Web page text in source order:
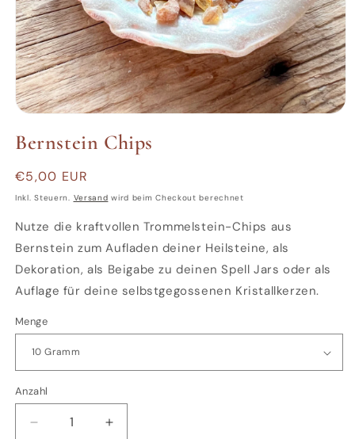
in
Bernstein Chips
Normaler
Preis
€5,00 EUR
Inkl. Steuern. Versand wird beim Checkout berechnet
Nutze die kraftvollen Trommelstein-Chips aus
Bernstein zum Aufladen deiner Heilsteine, als
Dekoration, als Beigabe zu deinen Spell Jars oder als
Auflage für deine selbstgegossenen Kristallkerzen.
Menge
Anzahl
Anzahl
Verringere
Erhöhe